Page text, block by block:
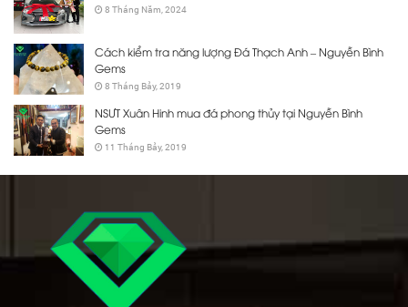
8 Tháng Năm, 2024
Cách kiểm tra năng lượng Đá Thạch Anh – Nguyễn Bình
Gems
8 Tháng Bảy, 2019
NSƯT Xuân Hinh mua đá phong thủy tại Nguyễn Bình
Gems
11 Tháng Bảy, 2019